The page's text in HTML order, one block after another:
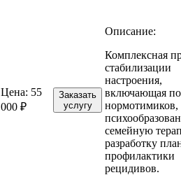
Цена: 55
000 ₽
Заказать
услугу
Описание:
Комплексная
стабилизации
настроения,
включающая
нормотимиков,
семейную
разработку
профилактики
рецидивов.